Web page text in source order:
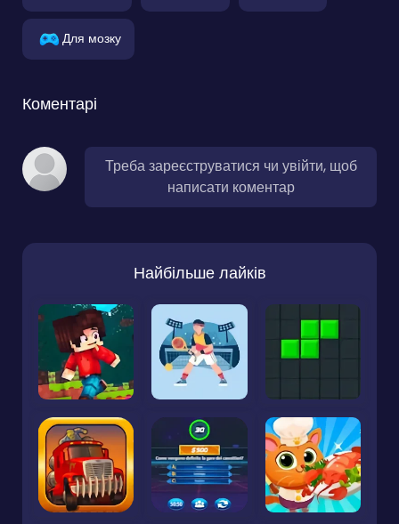
Для мозку
Коментарі
Треба зареєструватися чи увійти, щоб
написати коментар
Найбільше лайків